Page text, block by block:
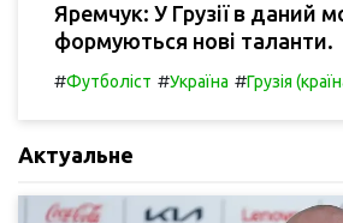
Яремчук: У Грузії в даний
формуються нові таланти.
#Футболіст #Україна #Грузія
Актуальне